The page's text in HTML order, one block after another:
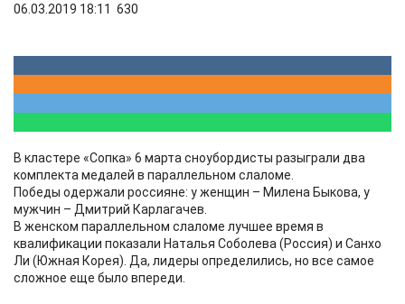
06.03.2019 18:11 630
В кластере «Сопка» 6 марта сноубордисты разыграли два
комплекта медалей в параллельном слаломе.
Победы одержали россияне: у женщин – Милена Быкова, у
мужчин – Дмитрий Карлагачев.
В женском параллельном слаломе лучшее время в
квалификации показали Наталья Соболева (Россия) и Санхо
Ли (Южная Корея). Да, лидеры определились, но все самое
сложное еще было впереди.